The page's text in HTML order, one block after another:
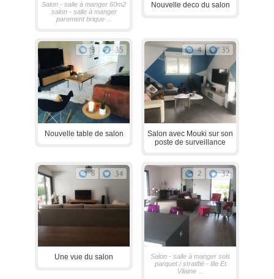
Salon - salle à manger 60m2
salon - salle à manger
parement brique ...
Nouvelle deco du salon
3 35
Nouvelle table de salon
4 35
Salon avec Mouki sur son
poste de surveillance
8 34
Une vue du salon
2 32
Salon - salle à manger sols
parquet / stratifié - Ille Et
Vilaine ...